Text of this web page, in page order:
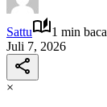
Sattu
1 min baca
Juli 7, 2026
×